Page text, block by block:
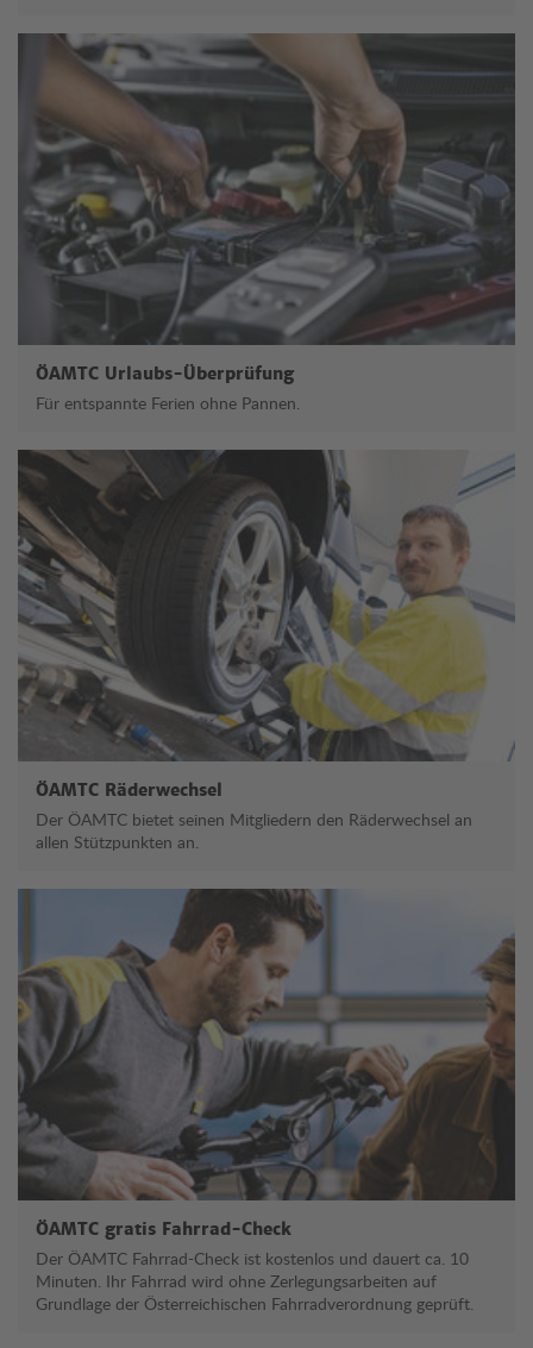
ÖAMTC Urlaubs-Überprüfung
Für entspannte Ferien ohne Pannen.
ÖAMTC Räderwechsel
Der ÖAMTC bietet seinen Mitgliedern den Räderwechsel an
allen Stützpunkten an.
ÖAMTC gratis Fahrrad-Check
Der ÖAMTC Fahrrad-Check ist kostenlos und dauert ca. 10
Minuten. Ihr Fahrrad wird ohne Zerlegungsarbeiten auf
Grundlage der Österreichischen Fahrradverordnung geprüft.